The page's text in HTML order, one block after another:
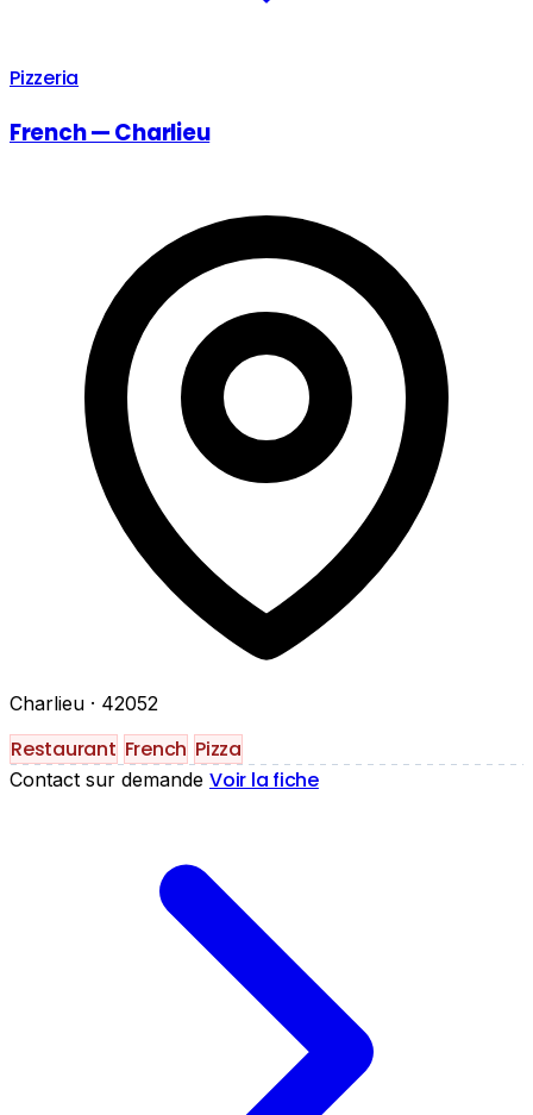
Pizzeria
French — Charlieu
Charlieu · 42052
Restaurant French Pizza
Contact sur demande Voir la fiche